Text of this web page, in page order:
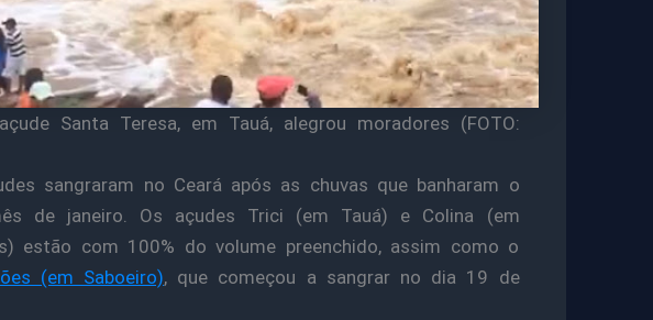
Santa Teresa, em Tauá, alegrou moradores (FOTO:
sangraram no Ceará após as chuvas que banharam o
de janeiro. Os açudes Trici (em Tauá) e Colina (em
estão com 100% do volume preenchido, assim como o
(em Saboeiro), que começou a sangrar no dia 19 de